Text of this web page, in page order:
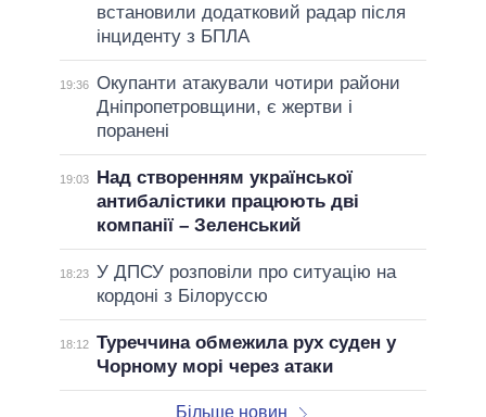
встановили додатковий радар після
інциденту з БПЛА
19:36 Окупанти атакували чотири райони
Дніпропетровщини, є жертви і
поранені
19:03
Над створенням української
антибалістики працюють дві
компанії – Зеленський
18:23 У ДПСУ розповіли про ситуацію на
кордоні з Білоруссю
18:12 Туреччина обмежила рух суден у
Чорному морі через атаки
Більше новин